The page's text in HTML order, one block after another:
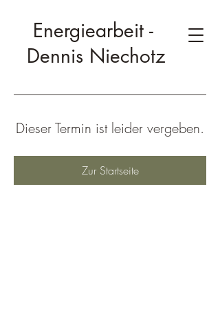
Energiearbeit -
Dennis Niechotz
Dieser Termin ist leider vergeben.
Zur Startseite